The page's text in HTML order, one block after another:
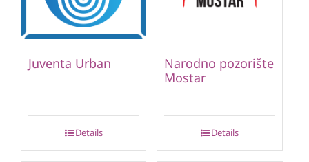
Juventa Urban
Details
Narodno pozorište
Mostar
Details